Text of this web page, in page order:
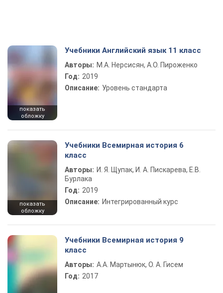
показать
обложку
Учебники Английский язык 11 класс
Авторы: М.А. Нерсисян, А.О. Пироженко
Год: 2019
Описание: Уровень стандарта
показать
обложку
Учебники Всемирная история 6
класс
Авторы: И. Я. Щупак, И. А. Пискарева, Е.В.
Бурлака
Год: 2019
Описание: Интегрированный курс
Учебники Всемирная история 9
класс
Авторы: А.А. Мартынюк, О. А. Гисем
Год: 2017